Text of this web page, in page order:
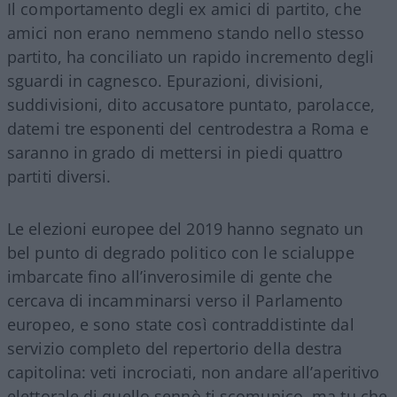
Il comportamento degli ex amici di partito, che
amici non erano nemmeno stando nello stesso
partito, ha conciliato un rapido incremento degli
sguardi in cagnesco. Epurazioni, divisioni,
suddivisioni, dito accusatore puntato, parolacce,
datemi tre esponenti del centrodestra a Roma e
saranno in grado di mettersi in piedi quattro
partiti diversi.
Le elezioni europee del 2019 hanno segnato un
bel punto di degrado politico con le scialuppe
imbarcate fino all’inverosimile di gente che
cercava di incamminarsi verso il Parlamento
europeo, e sono state così contraddistinte dal
servizio completo del repertorio della destra
capitolina: veti incrociati, non andare all’aperitivo